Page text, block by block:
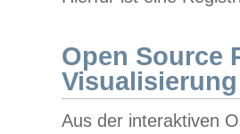
Open Source
Visualisierung
Aus der interaktiven